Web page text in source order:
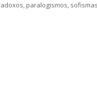
paralogismos,